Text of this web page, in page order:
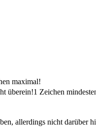
maximal!
überein!1 Zeichen
allerdings nicht darüber